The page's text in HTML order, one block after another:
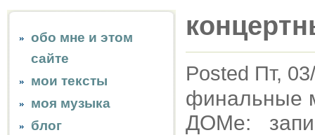
обо мне и этом
сайте
мои тексты
моя музыка
блог
Posted Пт,
финальные
ДОМе: